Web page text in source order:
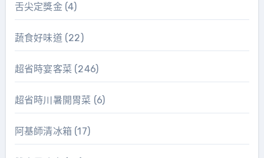
舌尖定獎金(4)
蔬食好味道 (22)
超省時宴客菜 (246)
超省時川暑開胃菜 (6)
阿基師清冰箱(17)